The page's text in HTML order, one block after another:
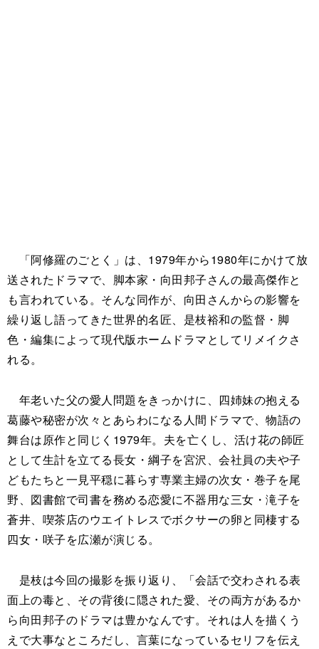
「阿修羅のごとく」は、1979年から1980年にかけて放
送されたドラマで、脚本家・向田邦子さんの最高傑作と
も言われている。そんな同作が、向田さんからの影響を
繰り返し語ってきた世界的名匠、是枝裕和の監督・脚
色・編集によって現代版ホームドラマとしてリメイクさ
れる。
年老いた父の愛人問題をきっかけに、四姉妹の抱える
葛藤や秘密が次々とあらわになる人間ドラマで、物語の
舞台は原作と同じく1979年。夫を亡くし、活け花の師匠
として生計を立てる長女・綱子を宮沢、会社員の夫や子
どもたちと一見平穏に暮らす専業主婦の次女・巻子を尾
野、図書館で司書を務める恋愛に不器用な三女・滝子を
蒼井、喫茶店のウエイトレスでボクサーの卵と同棲する
四女・咲子を広瀬が演じる。
是枝は今回の撮影を振り返り、「会話で交わされる表
面上の毒と、その背後に隠された愛、その両方があるか
ら向田邦子のドラマは豊かなんです。それは人を描くう
えで大事なところだし、言葉になっているセリフを伝え